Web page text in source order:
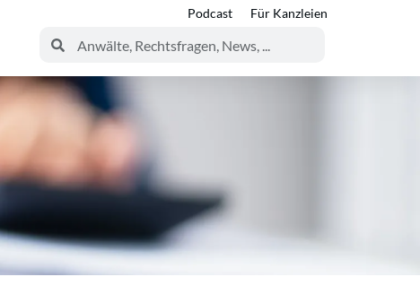
Podcast Für Kanzleien